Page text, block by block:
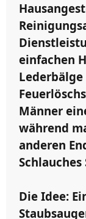
einfachen
Männer
während
anderen
Die Idee: